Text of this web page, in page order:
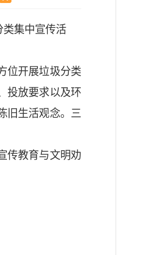
类集中宣传活
位开展垃圾分类
投放要求以及环
旧生活观念。三
传教育与文明劝